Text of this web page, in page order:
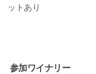
ットあり
参加ワイナリー